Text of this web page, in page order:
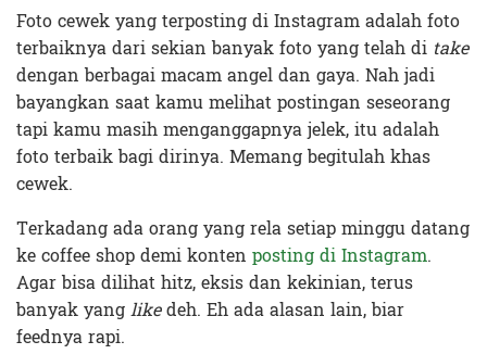
Foto cewek yang terposting di Instagram adalah foto
terbaiknya dari sekian banyak foto yang telah di take
dengan berbagai macam angel dan gaya. Nah jadi
bayangkan saat kamu melihat postingan seseorang
tapi kamu masih menganggapnya jelek, itu adalah
foto terbaik bagi dirinya. Memang begitulah khas
cewek.
Terkadang ada orang yang rela setiap minggu datang
ke coffee shop demi konten posting di Instagram.
Agar bisa dilihat hitz, eksis dan kekinian, terus
banyak yanglikedeh. Eh ada alasan lain, biar
feednya rapi.